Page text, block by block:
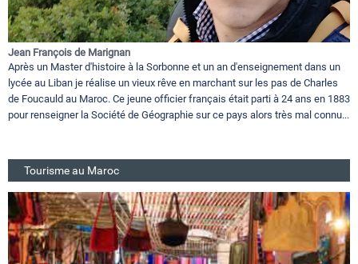
Jean François de Marignan
Après un Master d'histoire à la Sorbonne et un an d'enseignement dans un
lycée au Liban je réalise un vieux rêve en marchant sur les pas de Charles
de Foucauld au Maroc. Ce jeune officier français était parti à 24 ans en 1883
pour renseigner la Société de Géographie sur ce pays alors très mal connu...
Tourisme au Maroc